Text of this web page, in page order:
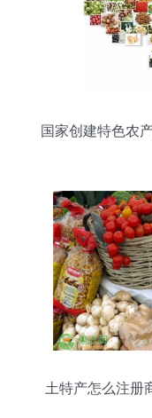
国家创建特色农
土特产怎么注册